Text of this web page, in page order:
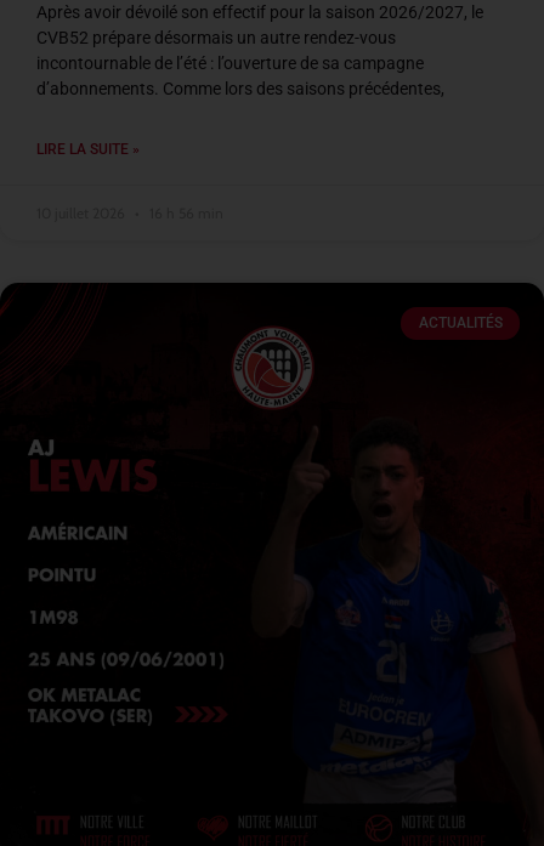
Après avoir dévoilé son effectif pour la saison 2026/2027, le
CVB52 prépare désormais un autre rendez-vous
incontournable de l’été : l’ouverture de sa campagne
d’abonnements. Comme lors des saisons précédentes,
LIRE LA SUITE »
ACTUALITÉS